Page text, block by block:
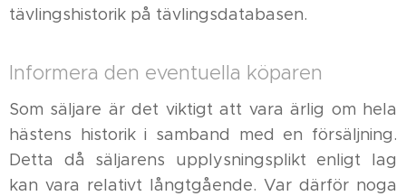
tävlingshistorik på tävlingsdatabasen.
Informera den eventuella köparen
Som säljare är det viktigt att vara ärlig om hela
hästens historik i samband med en försäljning.
Detta då säljarens upplysningsplikt enligt lag
kan vara relativt långtgående. Var därför noga